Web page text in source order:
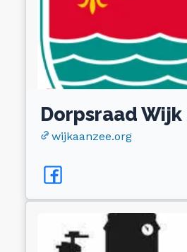
Dorpsraad Wijk
wijkaanzee.org